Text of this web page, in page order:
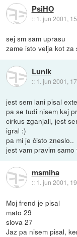
PsiHO
:: 1. jun 2001,
sej sm sam uprasu
zame isto velja kot za
Lunik
:: 1. jun 2001,
jest sem lani pisal
pa se tudi nisem kaj
cirkus zganjali, jest
igral :)
pa mi je čisto zneslo..
jest vam pravim
msmiha
:: 1. jun 2001,
Moj frend je pisal
mato 29
slova 27
Jaz pa nisem pisal,